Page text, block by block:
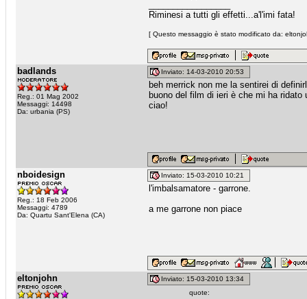
Riminesi a tutti gli effetti...a'l'imi fata!
[ Questo messaggio è stato modificato da:
badlands
Reg.: 01 Mag 2002
Messaggi: 14498
Da: urbania (PS)
Inviato: 14-03-2010 20:53
beh merrick non me la sentirei di
buono del film di ieri è che mi ha
ciao!
nboidesign
Reg.: 18 Feb 2006
Messaggi: 4789
Da: Quartu Sant'Elena (CA)
Inviato: 15-03-2010 10:21
l'imbalsamatore - garrone.
a me garrone non piace
eltonjohn
Inviato: 15-03-2010 13:34
quote: